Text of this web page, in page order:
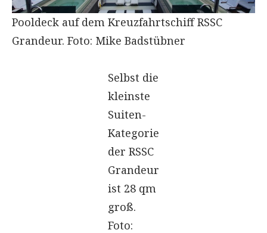
Pooldeck auf dem Kreuzfahrtschiff RSSC
Grandeur. Foto: Mike Badstübner
Selbst die
kleinste
Suiten-
Kategorie
der RSSC
Grandeur
ist 28 qm
groß.
Foto: